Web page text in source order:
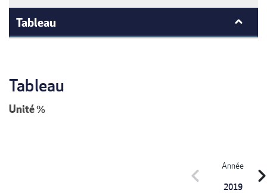
Tableau
Tableau
Unité%
Année
2019
chevron_left